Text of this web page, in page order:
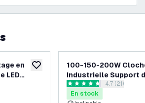
ajouter à la liste de souhaits
en
LED
pour
100-150-200W
Industrielle Support
montage en acier -
Convient pour
ouvrir le
4.7 étoiles de notation
4.7 (21)
En stock